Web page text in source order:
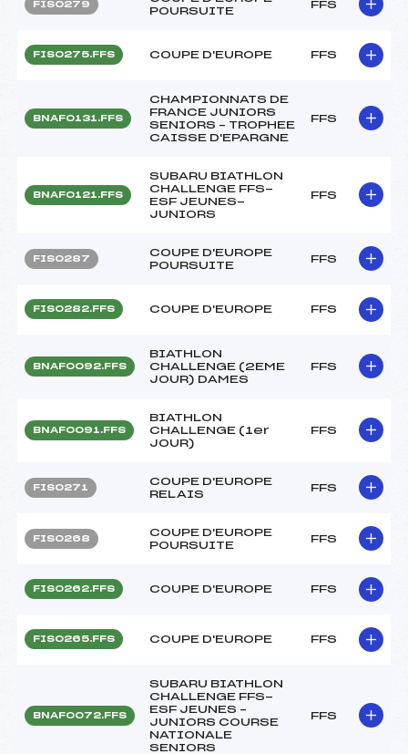
FIS0279
POURSUITE
FFS
FIS0275.FFS COUPE D'EUROPE FFS
BNAF0131.FFS
CHAMPIONNATS DE
FRANCE JUNIORS
SENIORS – TROPHEE
CAISSE D'EPARGNE
FFS
BNAF0121.FFS
SUBARU BIATHLON
CHALLENGE FFS-
ESF JEUNES-
JUNIORS
FFS
FIS0287
COUPE D'EUROPE
POURSUITE
FFS
FIS0282.FFS COUPE D'EUROPE FFS
BNAF0092.FFS
BIATHLON
CHALLENGE (2EME
JOUR) DAMES
FFS
BNAF0091.FFS
BIATHLON
CHALLENGE (1er
JOUR)
FFS
FIS0271
COUPE D'EUROPE
RELAIS
FFS
FIS0268
COUPE D'EUROPE
POURSUITE
FFS
FIS0262.FFS COUPE D'EUROPE FFS
FIS0265.FFS COUPE D'EUROPE FFS
BNAF0072.FFS
SUBARU BIATHLON
CHALLENGE FFS-
ESF JEUNES –
JUNIORS COURSE
NATIONALE
SENIORS
FFS